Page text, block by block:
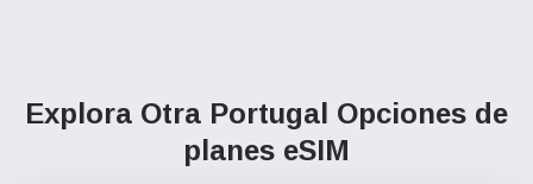
Explora Otra Portugal Opciones de
planes eSIM